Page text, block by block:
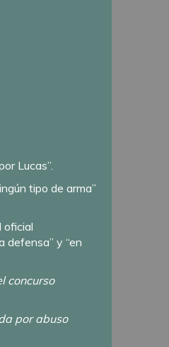
Lucas”.
tipo de arma”
oficial
defensa” y “en
concurso
por abuso